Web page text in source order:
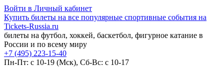
Войти в Личный кабинет
Купить билеты на все популярные спортивные события на
Tickets-Russia.ru
билеты на футбол, хоккей, баскетбол, фигурное катание в
России и по всему миру
+7 (495) 223-15-40
Пн-Пт: c 10-19 (Мск), Сб-Вс: с 10-17